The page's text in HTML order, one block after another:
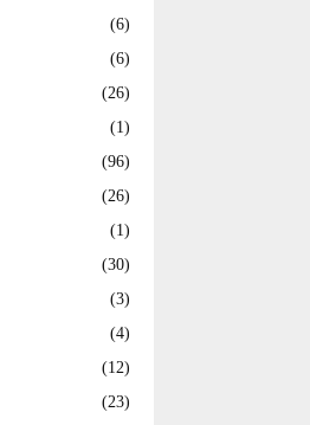
(6)
(6)
(26)
(1)
(96)
(26)
(1)
(30)
(3)
(4)
(12)
(23)